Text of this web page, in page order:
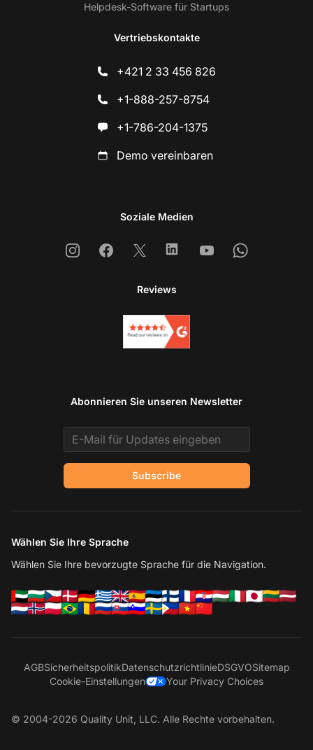
Helpdesk-Software für Startups
Vertriebskontakte
+421 2 33 456 826
+1-888-257-8754
+1-786-204-1375
Demo vereinbaren
Soziale Medien
InstagramFacebook
X LinkedinYoutubeWhatsapp
Reviews
Abonnieren Sie unseren Newsletter
Email address
Subscribe
Wählen Sie Ihre Sprache
Wählen Sie Ihre bevorzugte Sprache für die Navigation.
AGBSicherheitspolitikDatenschutzrichtlinieDSGVOSitemap
Cookie-Einstellungen
Your Privacy Choices
© 2004-2026 Quality Unit, LLC. Alle Rechte vorbehalten.